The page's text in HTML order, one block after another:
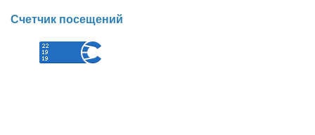
Счетчик посещений